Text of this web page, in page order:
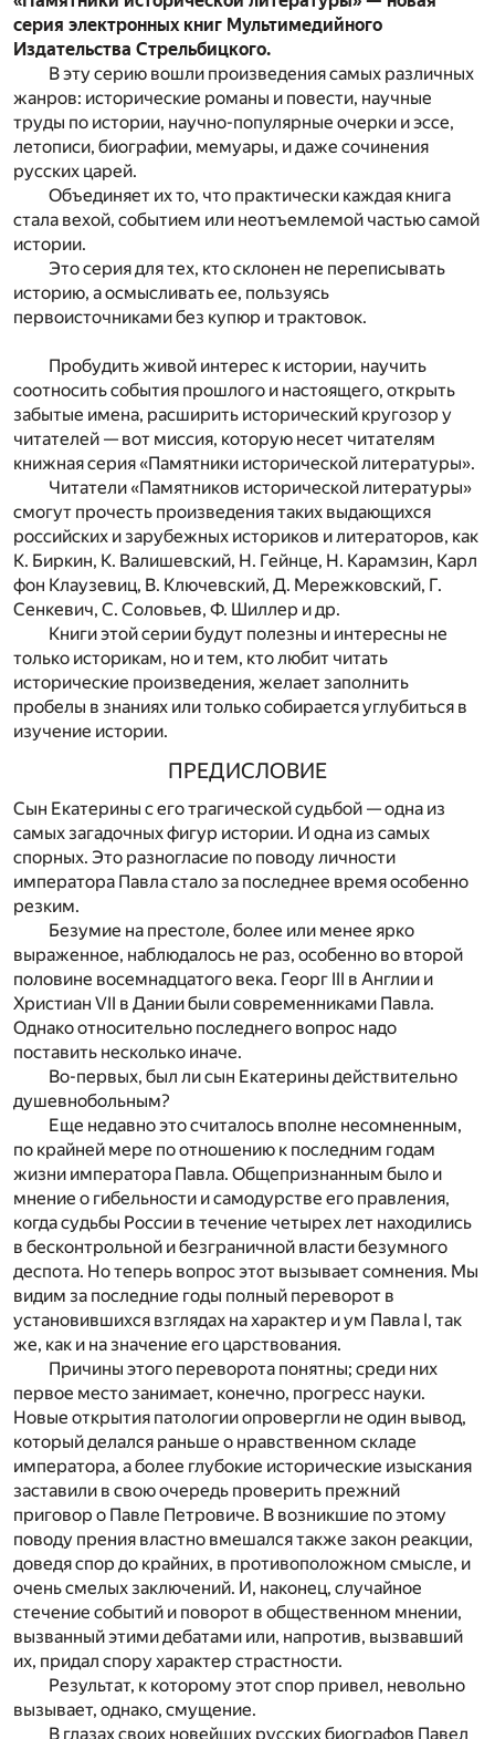
серия электронных книг Мультимедийного
Издательства Стрельбицкого.
В эту серию вошли произведения самых различных
жанров: исторические романы и повести, научные
труды по истории, научно-популярные очерки и эссе,
летописи, биографии, мемуары, и даже сочинения
русских царей.
Объединяет их то, что практически каждая книга
стала вехой, событием или неотъемлемой частью самой
истории.
Это серия для тех, кто склонен не переписывать
историю, а осмысливать ее, пользуясь
первоисточниками без купюр и трактовок.
Пробудить живой интерес к истории, научить
соотносить события прошлого и настоящего, открыть
забытые имена, расширить исторический кругозор у
читателей — вот миссия, которую несет читателям
книжная серия «Памятники исторической литературы».
Читатели «Памятников исторической литературы»
смогут прочесть произведения таких выдающихся
российских и зарубежных историков и литераторов, как
К. Биркин, К. Валишевский, Н. Гейнце, Н. Карамзин, Карл
фон Клаузевиц, В. Ключевский, Д. Мережковский, Г.
Сенкевич, С. Соловьев, Ф. Шиллер и др.
Книги этой серии будут полезны и интересны не
только историкам, но и тем, кто любит читать
исторические произведения, желает заполнить
пробелы в знаниях или только собирается углубиться в
изучение истории.
ПРЕДИСЛОВИЕ
Сын Екатерины с его трагической судьбой — одна из
самых загадочных фигур истории. И одна из самых
спорных. Это разногласие по поводу личности
императора Павла стало за последнее время особенно
резким.
Безумие на престоле, более или менее ярко
выраженное, наблюдалось не раз, особенно во второй
половине восемнадцатого века. Георг III в Англии и
Христиан VII в Дании были современниками Павла.
Однако относительно последнего вопрос надо
поставить несколько иначе.
Во-первых, был ли сын Екатерины действительно
душевнобольным?
Еще недавно это считалось вполне несомненным,
по крайней мере по отношению к последним годам
жизни императора Павла. Общепризнанным было и
мнение о гибельности и самодурстве его правления,
когда судьбы России в течение четырех лет находились
в бесконтрольной и безграничной власти безумного
деспота. Но теперь вопрос этот вызывает сомнения. Мы
видим за последние годы полный переворот в
установившихся взглядах на характер и ум Павла I, так
же, как и на значение его царствования.
Причины этого переворота понятны; среди них
первое место занимает, конечно, прогресс науки.
Новые открытия патологии опровергли не один вывод,
который делался раньше о нравственном складе
императора, а более глубокие исторические изыскания
заставили в свою очередь проверить прежний
приговор о Павле Петровиче. В возникшие по этому
поводу прения властно вмешался также закон реакции,
доведя спор до крайних, в противоположном смысле, и
очень смелых заключений. И, наконец, случайное
стечение событий и поворот в общественном мнении,
вызванный этими дебатами или, напротив, вызвавший
их, придал спору характер страстности.
Результат, к которому этот спор привел, невольно
вызывает, однако, смущение.
В глазах своих новейших русских биографов Павел